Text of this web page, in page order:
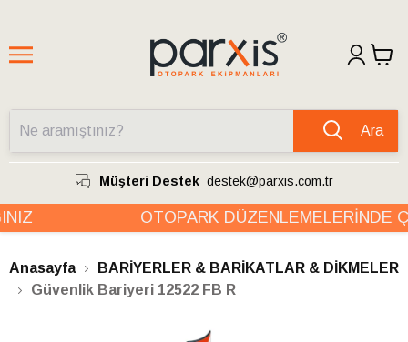
Ara
Müşteri Destek destek@parxis.com.tr
OTOPARK DÜZENLEMELERİNDE
Anasayfa
BARİYERLER & BARİKATLAR & DİKMELER
Güvenlik Bariyeri 12522 FB R